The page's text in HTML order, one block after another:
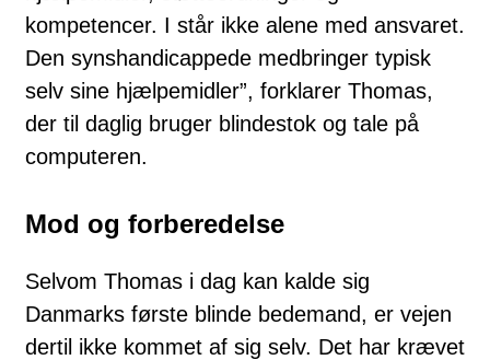
kompetencer. I står ikke alene med ansvaret.
Den synshandicappede medbringer typisk
selv sine hjælpemidler”, forklarer Thomas,
der til daglig bruger blindestok og tale på
computeren.
Mod og forberedelse
Selvom Thomas i dag kan kalde sig
Danmarks første blinde bedemand, er vejen
dertil ikke kommet af sig selv. Det har krævet